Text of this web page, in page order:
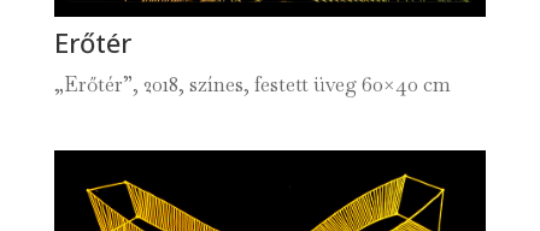
Erőtér
„Erőtér”, 2018, színes, festett üveg 60×40 cm